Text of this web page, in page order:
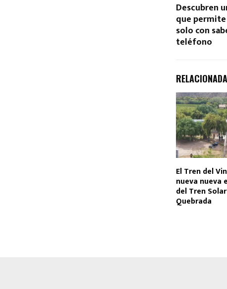
Descubren
que
solo con
teléfono
El Tren del
nueva nueva
del Tren
Quebrada